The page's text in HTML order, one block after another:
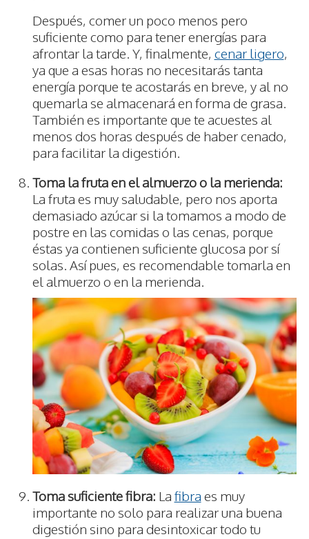
Después, comer un poco menos pero
suficiente como para tener energías para
afrontar la tarde. Y, finalmente, cenar ligero,
ya que a esas horas no necesitarás tanta
energía porque te acostarás en breve, y al no
quemarla se almacenará en forma de grasa.
También es importante que te acuestes al
menos dos horas después de haber cenado,
para facilitar la digestión.
Toma la fruta en el almuerzo o la merienda:
La fruta es muy saludable, pero nos aporta
demasiado azúcar si la tomamos a modo de
postre en las comidas o las cenas, porque
éstas ya contienen suficiente glucosa por sí
solas. Así pues, es recomendable tomarla en
el almuerzo o en la merienda.
Toma suficiente fibra: La fibra es muy
importante no solo para realizar una buena
digestión sino para desintoxicar todo tu